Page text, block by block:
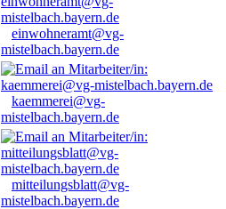
einwohneramt@vg-
mistelbach.bayern.de
kaemmerei@vg-
mistelbach.bayern.de
mitteilungsblatt@vg-
mistelbach.bayern.de